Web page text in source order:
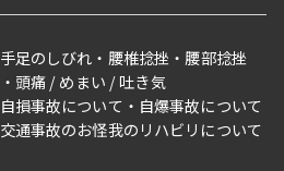
手足のしびれ 腰椎捻挫
腰部捻挫
頭痛 / めまい / 吐き気
自損事故について
自爆事故について
交通事故のお怪我のリハビリについて